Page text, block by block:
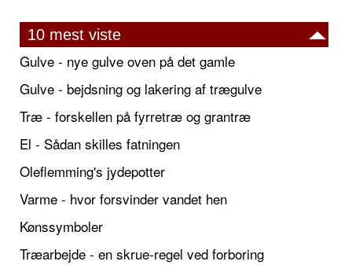
10 mest viste
Gulve - nye gulve oven på det gamle
Gulve - bejdsning og lakering af trægulve
Træ - forskellen på fyrretræ og grantræ
El - Sådan skilles fatningen
Oleflemming's jydepotter
Varme - hvor forsvinder vandet hen
Kønssymboler
Træarbejde - en skrue-regel ved forboring